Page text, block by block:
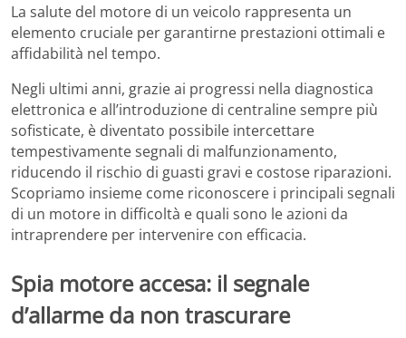
La salute del motore di un veicolo rappresenta un
elemento cruciale per garantirne prestazioni ottimali e
affidabilità nel tempo.
Negli ultimi anni, grazie ai progressi nella diagnostica
elettronica e all’introduzione di centraline sempre più
sofisticate, è diventato possibile intercettare
tempestivamente segnali di malfunzionamento,
riducendo il rischio di guasti gravi e costose riparazioni.
Scopriamo insieme come riconoscere i principali segnali
di un motore in difficoltà e quali sono le azioni da
intraprendere per intervenire con efficacia.
Spia motore accesa: il segnale
d’allarme da non trascurare